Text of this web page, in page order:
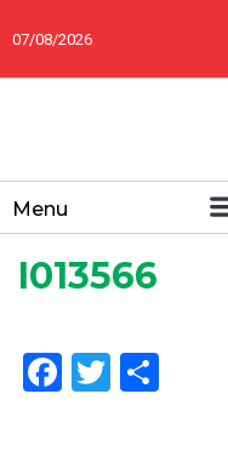
07/08/2026
Menu
I013566
Facebook
Twitter